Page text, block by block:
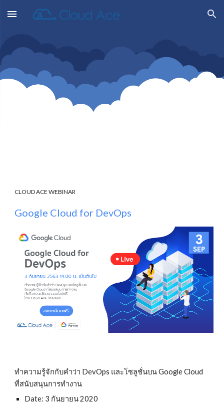
Skip to main content Skip to navigation
CLOUD ACE WEBINAR
Google Cloud for DevOps
ทำความรู้จักกับคำว่า DevOps และโซลูชั่นบน Google Cloud
ที่สนับสนุนการทำงาน
Date: 3 กันยายน 2020